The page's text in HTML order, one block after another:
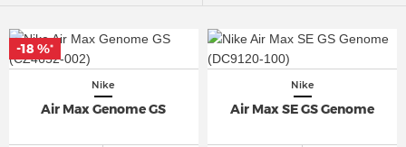
Nike
Air Max Genome GS
-18 %*
Nike
Air Max SE GS Genome